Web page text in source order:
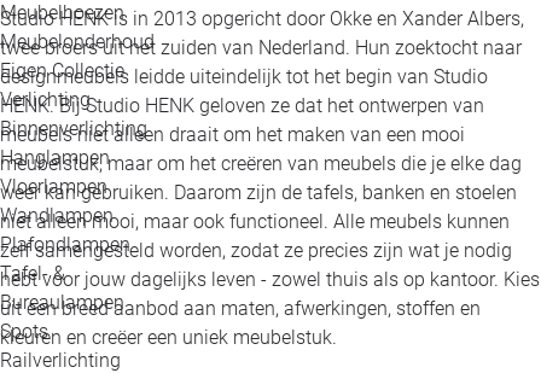
Meubelhoezen
Meubelonderhoud
Eigen Collectie
Verlichting
Binnenverlichting
Hanglampen
Vloerlampen
Wandlampen
Plafondlampen
Tafel- &
Bureaulampen
Spots
Railverlichting
Studio HENK is in 2013 opgericht door Okke en Xander Albers,
twee broers uit het zuiden van Nederland. Hun zoektocht naar
designmeubels leidde uiteindelijk tot het begin van Studio
HENK. Bij Studio HENK geloven ze dat het ontwerpen van
meubels niet alleen draait om het maken van een mooi
meubelstuk, maar om het creëren van meubels die je elke dag
weer kan gebruiken. Daarom zijn de tafels, banken en stoelen
niet alleen mooi, maar ook functioneel. Alle meubels kunnen
zelf samengesteld worden, zodat ze precies zijn wat je nodig
hebt voor jouw dagelijks leven - zowel thuis als op kantoor. Kies
uit een breed aanbod aan maten, afwerkingen, stoffen en
kleuren en creëer een uniek meubelstuk.